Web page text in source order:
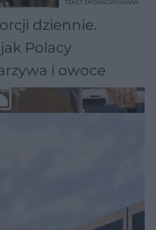
dziennie.
Polacy
i owoce
TEKST SPONSOROWANY